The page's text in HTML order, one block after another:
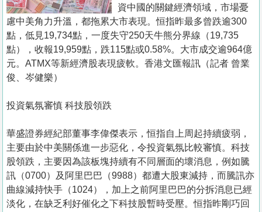
手
冊
關
於
我
們
資中國的關鍵經濟領域，市場憂
慮中美角力升溫，都拖累大市表現。恒指昨最多曾跌逾300
點，低見19,734點，一度失守250天牛熊分界線（19,735
點），收報19,959點，跌115點或0.58%。大市成交逾964億
元。ATMX等新經濟股表現疲軟。香港文匯報訊（記者 曾業
俊、岑健樂）
投資氣氛審慎 科技股領跌
華盛證券經紀部董事李偉傑表示，恒指自上周起持續疲弱，
主要由於中美關係進一步惡化，令投資氣氛比較審慎。科技
股領跌，主要因為該板塊持續有不同層面的壞消息，例如騰
訊（0700）及阿里巴巴（9988）都遭大股東減持，而騰訊亦
曲線減持快手（1024），加上之前阿里巴巴的分拆消息已經
淡化，在缺乏利好催化之下科技股暫時受壓。恒指昨剛巧回